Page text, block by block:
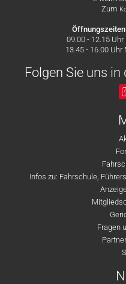
Zum
09.00 - 12.15
13.45 - 16.00
Folgen Sie uns
Infos zu: Fahrschule,
Fragen